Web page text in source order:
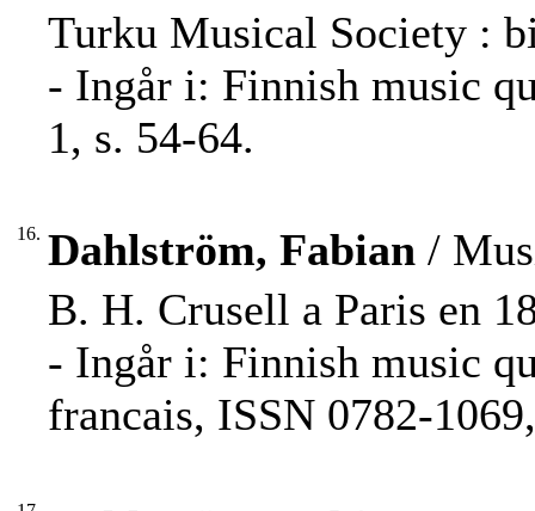
Turku Musical Society :
- Ingår i: Finnish music
1, s. 54-64.
16. Dahlström, Fabian /
B. H. Crusell a Paris en
- Ingår i: Finnish music
francais, ISSN 0782-